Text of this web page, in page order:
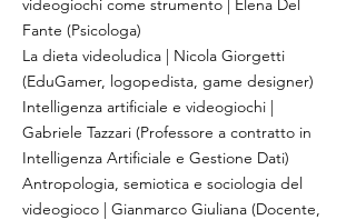
videogiochi come strumento | Elena Del
Fante (Psicologa)
La dieta videoludica | Nicola Giorgetti
(EduGamer, logopedista, game designer)
Intelligenza artificiale e videogiochi |
Gabriele Tazzari (Professore a contratto in
Intelligenza Artificiale e Gestione Dati)
Antropologia, semiotica e sociologia del
videogioco | Gianmarco Giuliana (Docente,